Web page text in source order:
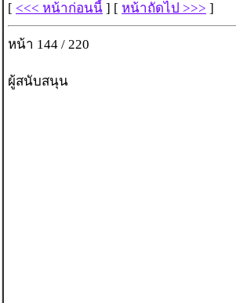
[ <<< หน้าก่อนนี้ ] [ หน้าถัดไป >>> ]
หน้า 144 / 220
ผู้สนับสนุน